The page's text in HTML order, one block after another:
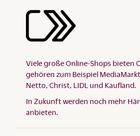
Viele große Online-Shops bieten
gehören zum Beispiel
Netto, Christ, LIDL und Kaufland.
In Zukunft werden noch mehr
anbieten.